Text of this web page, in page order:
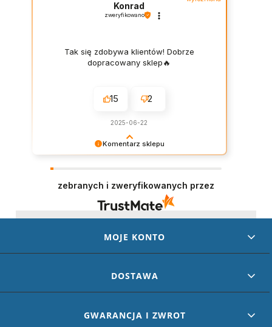
Komentarz sklepu
słowo od naszych klientów. Staramy się
codziennie spełniać oczekiwania kupujących.
Będzie nam miło gościć Cię ponownie!
Konrad
zweryfikowano
Tak się zdobywa klientów! Dobrze
dopracowany sklep🔥
15 2
2025-06-22
zebranych i zweryfikowanych przez
MOJE KONTO
DOSTAWA
GWARANCJA I ZWROT